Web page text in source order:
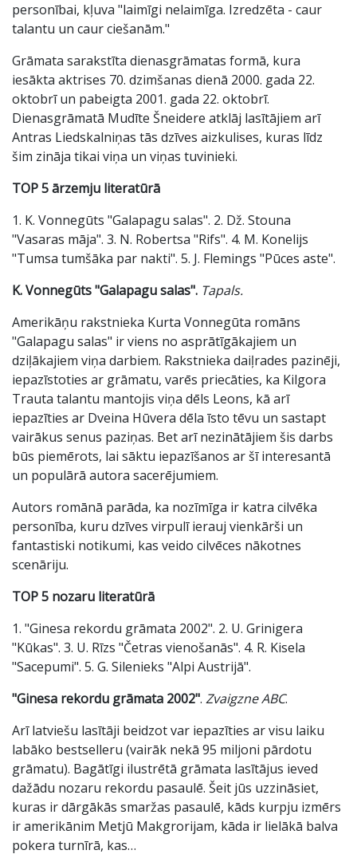
personībai, kļuva "laimīgi nelaimīga. Izredzēta - caur
talantu un caur ciešanām."
Grāmata sarakstīta dienasgrāmatas formā, kura
iesākta aktrises 70. dzimšanas dienā 2000. gada 22.
oktobrī un pabeigta 2001. gada 22. oktobrī.
Dienasgrāmatā Mudīte Šneidere atklāj lasītājiem arī
Antras Liedskalniņas tās dzīves aizkulises, kuras līdz
šim zināja tikai viņa un viņas tuvinieki.
TOP 5 ārzemju literatūrā
1. K. Vonnegūts "Galapagu salas". 2. Dž. Stouna
"Vasaras māja". 3. N. Robertsa "Rifs". 4. M. Konelijs
"Tumsa tumšāka par nakti". 5. J. Flemings "Pūces aste".
K. Vonnegūts "Galapagu salas". Tapals.
Amerikāņu rakstnieka Kurta Vonnegūta romāns
"Galapagu salas" ir viens no asprātīgākajiem un
dziļākajiem viņa darbiem. Rakstnieka daiļrades pazinēji,
iepazīstoties ar grāmatu, varēs priecāties, ka Kilgora
Trauta talantu mantojis viņa dēls Leons, kā arī
iepazīties ar Dveina Hūvera dēla īsto tēvu un sastapt
vairākus senus paziņas. Bet arī nezinātājiem šis darbs
būs piemērots, lai sāktu iepazīšanos ar šī interesantā
un populārā autora sacerējumiem.
Autors romānā parāda, ka nozīmīga ir katra cilvēka
personība, kuru dzīves virpulī ierauj vienkārši un
fantastiski notikumi, kas veido cilvēces nākotnes
scenāriju.
TOP 5 nozaru literatūrā
1. "Ginesa rekordu grāmata 2002". 2. U. Grinigera
"Kūkas". 3. U. Rīzs "Četras vienošanās". 4. R. Kisela
"Sacepumi". 5. G. Silenieks "Alpi Austrijā".
"Ginesa rekordu grāmata 2002". Zvaigzne ABC.
Arī latviešu lasītāji beidzot var iepazīties ar visu laiku
labāko bestselleru (vairāk nekā 95 miljoni pārdotu
grāmatu). Bagātīgi ilustrētā grāmata lasītājus ieved
dažādu nozaru rekordu pasaulē. Šeit jūs uzzināsiet,
kuras ir dārgākās smaržas pasaulē, kāds kurpju izmērs
ir amerikānim Metjū Makgrorijam, kāda ir lielākā balva
pokera turnīrā, kas…